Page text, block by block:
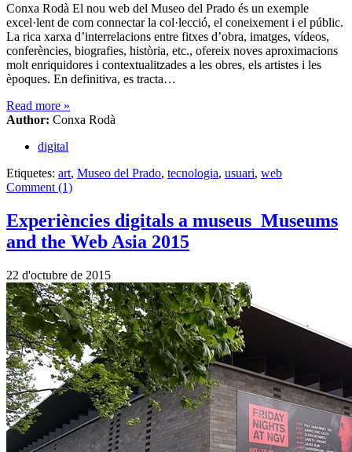
Conxa Rodà El nou web del Museo del Prado és un exemple
excel·lent de com connectar la col·lecció, el coneixement i el públic.
La rica xarxa d’interrelacions entre fitxes d’obra, imatges, vídeos,
conferències, biografies, història, etc., ofereix noves aproximacions
molt enriquidores i contextualitzades a les obres, els artistes i les
èpoques. En definitiva, es tracta…
Read more »
Author: Conxa Rodà
digital
Etiquetes: art, Museo del Prado, tecnologia, usuari, web
Comment (1)
Experiències digitals a museus_Museums
and the Web Asia 2015
22 d'octubre de 2015